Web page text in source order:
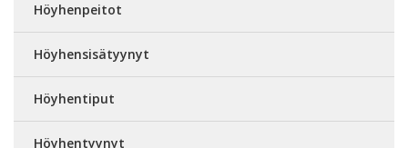
Höyhenpeitot
Höyhensisätyynyt
Höyhentiput
Höyhentyynyt